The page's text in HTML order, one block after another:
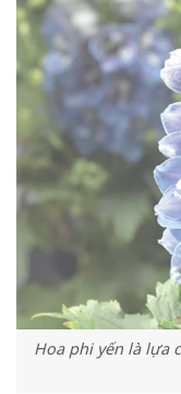
Hoa phi yến là lựa